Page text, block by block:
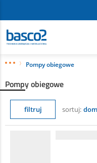
Pompy obiegowe
Pompy obiegowe
filtruj sortuj